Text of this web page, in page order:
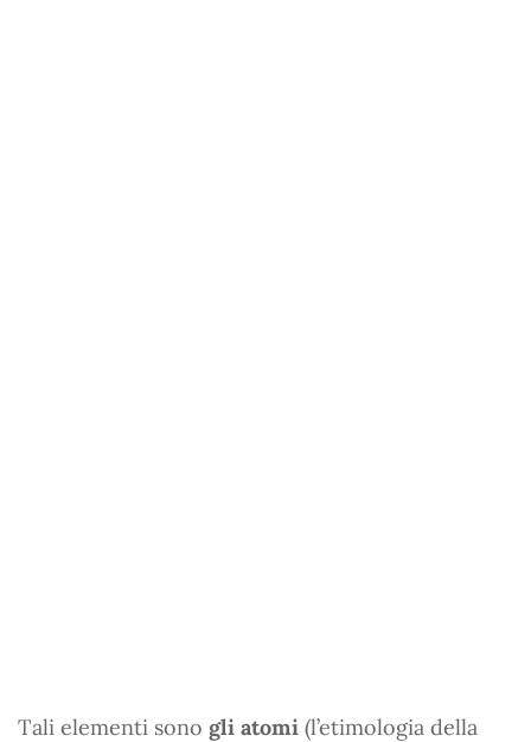
Tali elementi sono gli atomi (l’etimologia della